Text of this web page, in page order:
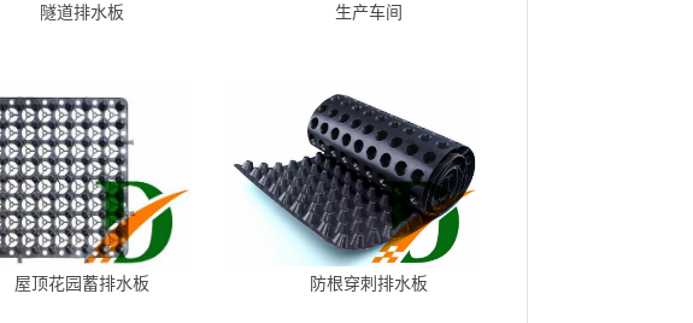
隧道排水板 生产车间
屋顶花园蓄排水板 防根穿刺排水板